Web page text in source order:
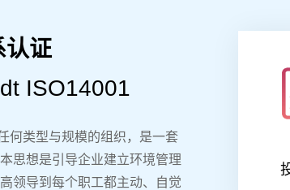
认证
ISO14001
何类型与规模的组织，是一套
思想是引导企业建立环境管理
领导到每个职工都主动、自觉